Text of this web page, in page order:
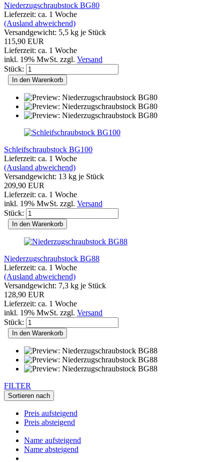
Niederzugschraubstock BG80
Lieferzeit: ca. 1 Woche
(Ausland abweichend)
Versandgewicht: 5,5 kg je Stück
115,90 EUR
Lieferzeit: ca. 1 Woche
inkl. 19% MwSt. zzgl. Versand
Stück:
In den Warenkorb
Schleifschraubstock BG100
Lieferzeit: ca. 1 Woche
(Ausland abweichend)
Versandgewicht: 13 kg je Stück
209,90 EUR
Lieferzeit: ca. 1 Woche
inkl. 19% MwSt. zzgl. Versand
Stück:
In den Warenkorb
Niederzugschraubstock BG88
Lieferzeit: ca. 1 Woche
(Ausland abweichend)
Versandgewicht: 7,3 kg je Stück
128,90 EUR
Lieferzeit: ca. 1 Woche
inkl. 19% MwSt. zzgl. Versand
Stück:
In den Warenkorb
FILTER
Sortieren nach
Preis aufsteigend
Preis absteigend
Name aufsteigend
Name absteigend